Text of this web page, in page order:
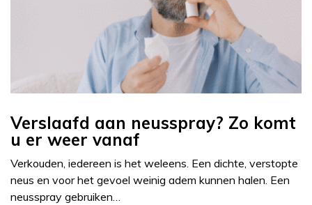
Verslaafd aan neusspray? Zo komt
u er weer vanaf
Verkouden, iedereen is het weleens. Een dichte, verstopte
neus en voor het gevoel weinig adem kunnen halen. Een
neusspray gebruiken…